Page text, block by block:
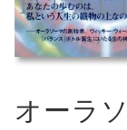
オーラ